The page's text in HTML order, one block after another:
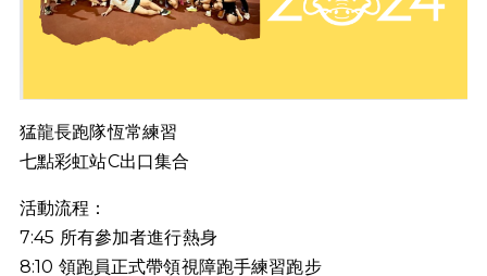
猛龍長跑隊恆常練習
七點彩虹站C出口集合
活動流程：
7:45 所有參加者進行熱身
8:10 領跑員正式帶領視障跑手練習跑步